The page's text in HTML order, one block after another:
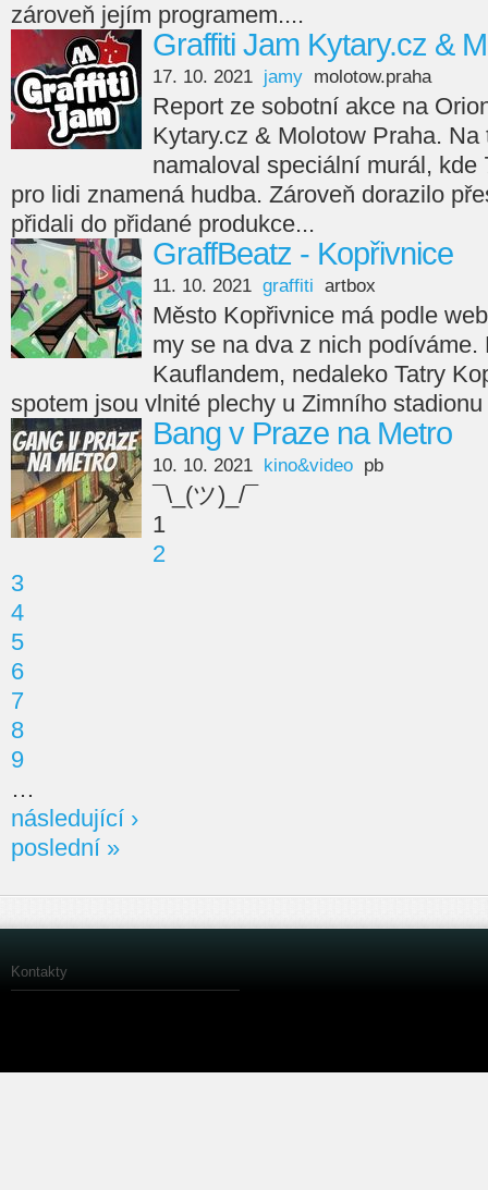
zároveň jejím programem....
Graffiti Jam Kytary.cz &
17. 10. 2021 jamy molotow.praha
Report ze sobotní akce na
Kytary.cz & Molotow Praha. Na
namaloval speciální murál, kde
pro lidi znamená hudba. Zároveň dorazilo
přidali do přidané produkce...
GraffBeatz - Kopřivnice
11. 10. 2021 graffiti artbox
Město Kopřivnice má podle
my se na dva z nich
Kauflandem, nedaleko Tatry
spotem jsou vlnité plechy u Zimního
Bang v Praze na Metro
10. 10. 2021 kino&video pb
¯\_(ツ)_/¯
1
2
3
4
5
6
7
8
9
…
následující ›
poslední »
Kontakty